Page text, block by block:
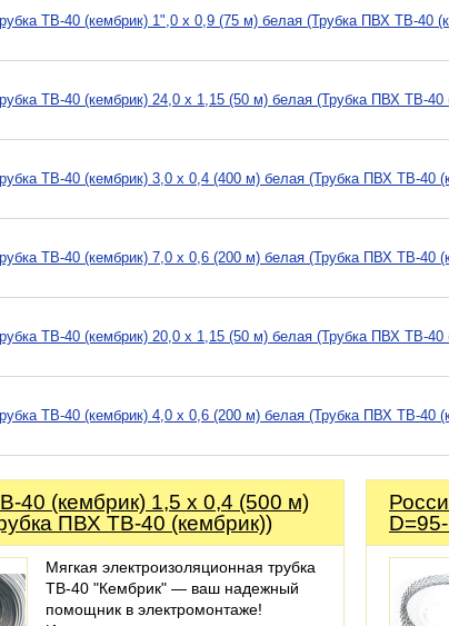
ТВ-40 (кембрик) 1",0 х 0,9 (75 м) белая (Трубка ПВХ ТВ-40
ТВ-40 (кембрик) 24,0 х 1,15 (50 м) белая (Трубка ПВХ ТВ-40
ТВ-40 (кембрик) 3,0 х 0,4 (400 м) белая (Трубка ПВХ ТВ-40
ТВ-40 (кембрик) 7,0 х 0,6 (200 м) белая (Трубка ПВХ ТВ-40
ТВ-40 (кембрик) 20,0 х 1,15 (50 м) белая (Трубка ПВХ ТВ-40
ТВ-40 (кембрик) 4,0 х 0,6 (200 м) белая (Трубка ПВХ ТВ-40
40 (кембрик) 1,5 х 0,4 (500 м)
ПВХ ТВ-40 (кембрик))
Мягкая электроизоляционная трубка
ТВ-40 "Кембрик" — ваш надежный
помощник в электромонтаже!